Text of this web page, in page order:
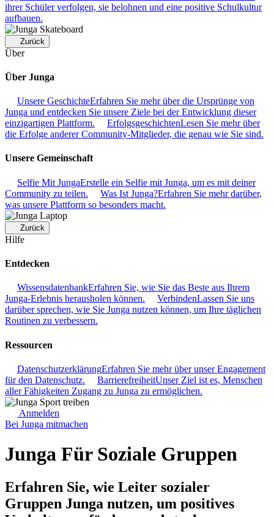
ihrer Schüler verfolgen, sie belohnen und eine positive Schulkultur
aufbauen.
Zurück
Über
Über Junga
Unsere GeschichteErfahren Sie mehr über die Ursprünge von
Junga und entdecken Sie unsere Ziele bei der Entwicklung dieser
einzigartigen Plattform.
ErfolgsgeschichtenLesen Sie mehr über
die Erfolge anderer Community-Mitglieder, die genau wie Sie sind.
Unsere Gemeinschaft
Selfie Mit JungaErstelle ein Selfie mit Junga, um es mit deiner
Community zu teilen.
Was Ist Junga?Erfahren Sie mehr darüber,
was unsere Plattform so besonders macht.
Zurück
Hilfe
Entdecken
WissensdatenbankErfahren Sie, wie Sie das Beste aus Ihrem
Junga-Erlebnis herausholen können.
VerbindenLassen Sie uns
darüber sprechen, wie Sie Junga nutzen können, um Ihre täglichen
Routinen zu verbessern.
Ressourcen
DatenschutzerklärungErfahren Sie mehr über unser Engagement
für den Datenschutz.
BarrierefreiheitUnser Ziel ist es, Menschen
aller Fähigkeiten Zugang zu Junga zu ermöglichen.
Anmelden
Bei Junga mitmachen
Junga Für Soziale Gruppen
Erfahren Sie, wie Leiter sozialer
Gruppen Junga nutzen, um positives